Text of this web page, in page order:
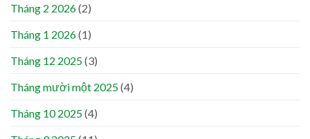
Tháng 2 2026(2)
Tháng 1 2026(1)
Tháng 12 2025(3)
Tháng mười một 2025(4)
Tháng 10 2025(4)